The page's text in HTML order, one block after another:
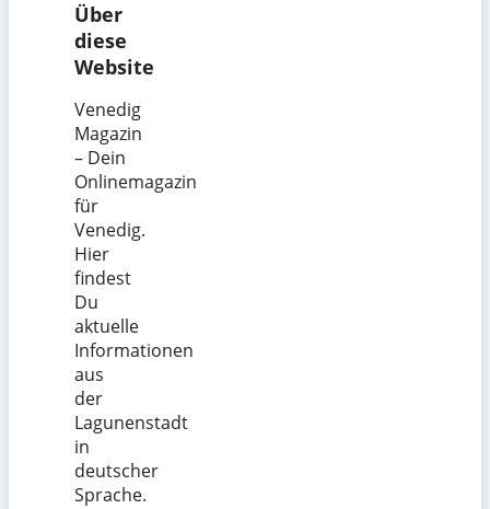
Über
diese
Website
Venedig
Magazin
– Dein
Onlinemagazin
für
Venedig.
Hier
findest
Du
aktuelle
Informationen
aus
der
Lagunenstadt
in
deutscher
Sprache.